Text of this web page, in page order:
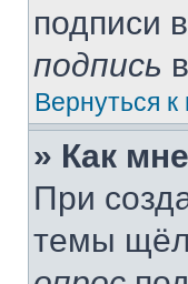
подписи
подпись
Вернуться к
» Как
При
темы